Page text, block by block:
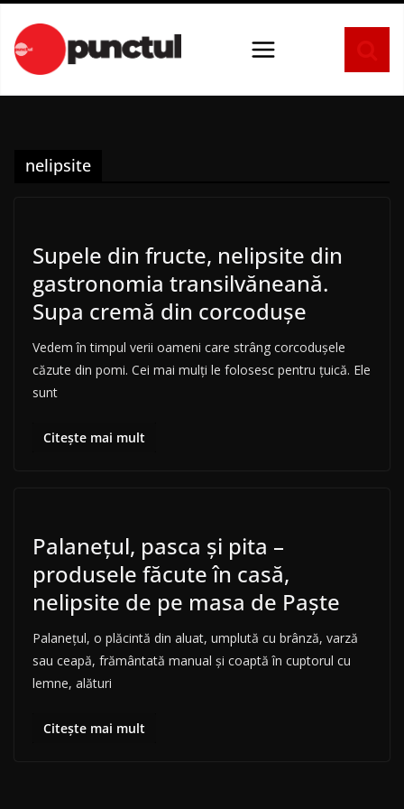
conținut
nelipsite
Supele din fructe, nelipsite din
gastronomia transilvăneană.
Supa cremă din corcodușe
Vedem în timpul verii oameni care strâng corcodușele
căzute din pomi. Cei mai mulți le folosesc pentru țuică. Ele
sunt
Citește mai mult
Palaneţul, pasca şi pita –
produsele făcute în casă,
nelipsite de pe masa de Paşte
Palaneţul, o plăcintă din aluat, umplută cu brânză, varză
sau ceapă, frământată manual şi coaptă în cuptorul cu
lemne, alături
Citește mai mult